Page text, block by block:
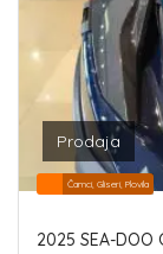
Prodaja
Čamci, Gliseri, Plovila
2025 SEA-DOO